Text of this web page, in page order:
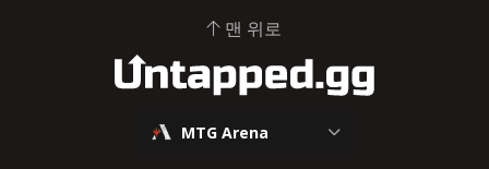
맨 위로
MTG Arena